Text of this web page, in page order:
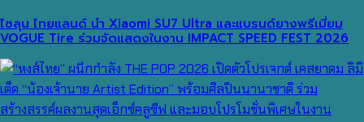
ไซลุน ไทยแลนด์ นำ Xiaomi SU7 Ultra และแบรนด์ยางพรีเมี่ยม
VOGUE Tire ร่วมจัดแสดงในงาน IMPACT SPEED FEST 2026